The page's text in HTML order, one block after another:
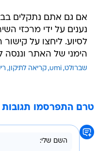
אם גם אתם נתקלים
נענים על ידי מרכזי
לסיוע. ליחצו על
הימני של האתר וננסה
שברולט umi קריאה לתיקון
טרם התפרסמו תגובות